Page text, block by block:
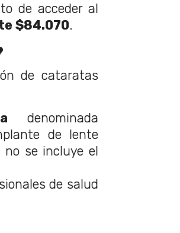
de acceder al
$84.070.
de cataratas
denominada
de lente
se incluye el
de salud